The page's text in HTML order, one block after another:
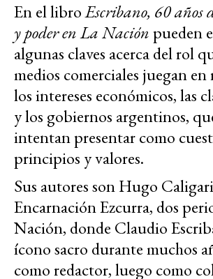
En el libroEscribano, 60 años
y poder en La Nación pueden
algunas claves acerca del rol
medios comerciales juegan
los intereses económicos, las
y los gobiernos argentinos,
intentan presentar como
principios y valores.
Sus autores son Hugo
Encarnación Ezcurra, dos
Nación, donde Claudio
ícono sacro durante muchos
como redactor, luego como